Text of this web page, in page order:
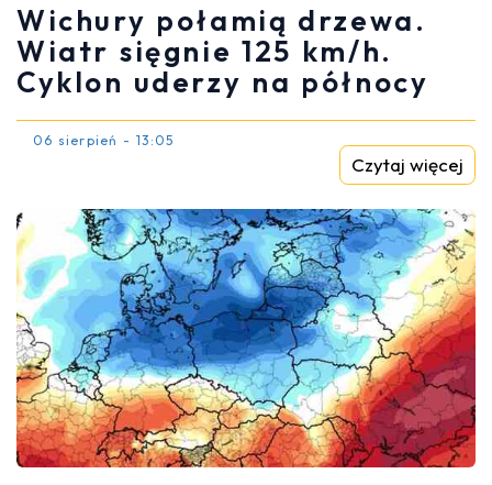
Wichury połamią drzewa.
Wiatr sięgnie 125 km/h.
Cyklon uderzy na północy
06 sierpień - 13:05
Czytaj więcej